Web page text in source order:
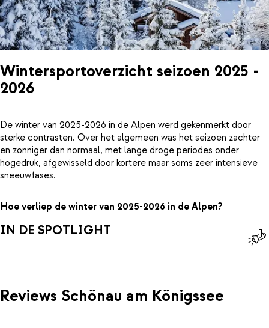
Wintersportoverzicht seizoen 2025 -
2026
De winter van 2025-2026 in de Alpen werd gekenmerkt door
sterke contrasten. Over het algemeen was het seizoen zachter
en zonniger dan normaal, met lange droge periodes onder
hogedruk, afgewisseld door kortere maar soms zeer intensieve
sneeuwfases.
Hoe verliep de winter van 2025-2026 in de Alpen?
IN DE SPOTLIGHT
Reviews Schönau am Königssee